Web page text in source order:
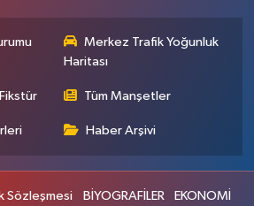
Merkez Trafik Yoğunluk
Haritası
Tüm Manşetler
Haber Arşivi
Sözleşmesi BİYOGRAFİLER EKONOMİ